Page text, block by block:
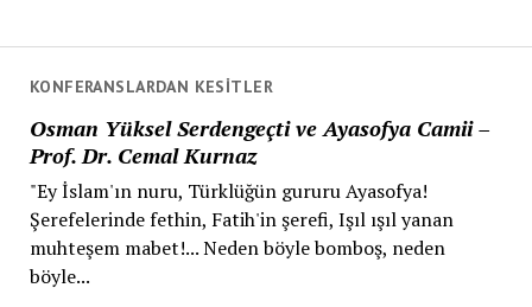
KONFERANSLARDAN KESITLER
Osman Yüksel Serdengeçti ve Ayasofya Camii –
Prof. Dr. Cemal Kurnaz
"Ey İslam'ın nuru, Türklüğün gururu Ayasofya!
Şerefelerinde fethin, Fatih'in şerefi, Işıl ışıl yanan
muhteşem mabet!... Neden böyle bomboş, neden
böyle...